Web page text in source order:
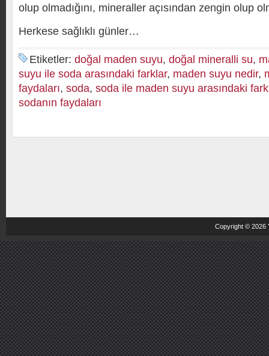
olup olmadığını, mineraller açısından zengin olup
Herkese sağlıklı günler…
Etiketler: doğal maden suyu, doğal mineralli su,
suyu ile soda arasındaki farklar, maden suyu nedir,
faydaları, soda, soda ile maden suyu arasındaki
sodanın faydaları
Copyright © 2026